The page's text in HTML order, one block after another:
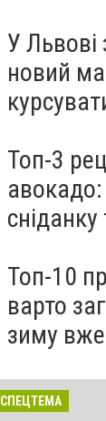
У Львові
новий
Топ-3
авокадо:
Топ-10
варто
зиму
СПЕЦТЕМА